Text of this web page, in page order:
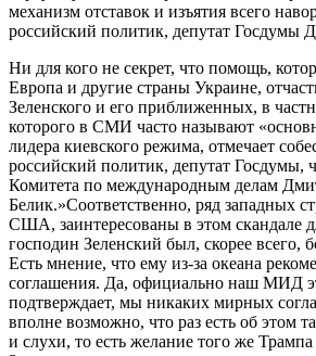
механизм отставок и изъятия всего
российский политик, депутат Госдумы
Ни для кого не секрет, что помощь,
Европа и другие страны Украине,
Зеленского и его приближенных, в
которого в СМИ часто называют
лидера киевского режима, отмечает
российский политик, депутат Госдумы,
Комитета по международным делам
Белик.»Соответственно, ряд западных
США, заинтересованы в этом скандале
господин Зеленский был, скорее всего,
Есть мнение, что ему из-за океана
соглашения. Да, официально наш МИД
подтверждает, мы никаких мирных
вполне возможно, что раз есть об этом
и слухи, то есть желание того же Трампа